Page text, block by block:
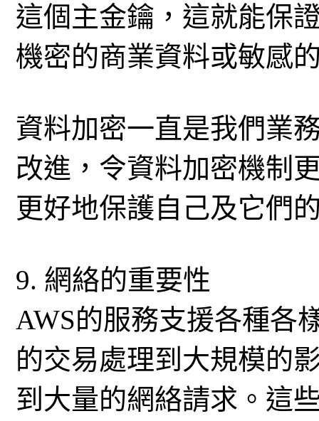
這個主金鑰，這就能保
機密的商業資料或敏感
資料加密一直是我們業
改進，令資料加密機制
更好地保護自己及它們
9. 網絡的重要性
AWS的服務支援各種各
的交易處理到大規模的
到大量的網絡請求。這